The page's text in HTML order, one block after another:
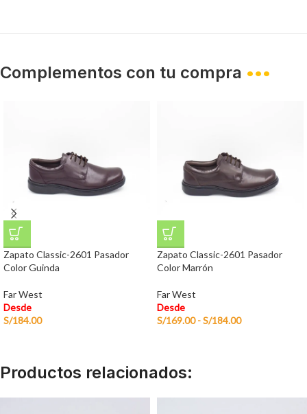
Complementos con tu compra •••
Zapato Classic-2601 Pasador
Color Guinda
Far West
Desde
S/184.00
Zapato Classic-2601 Pasador
Color Marrón
Far West
Desde
S/169.00 -S/184.00
Productos relacionados: